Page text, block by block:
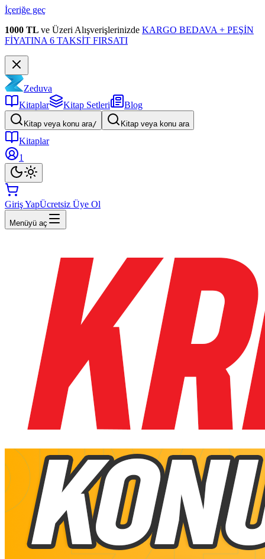
İçeriğe geç
1000 TL ve Üzeri Alışverişlerinizde KARGO BEDAVA + PEŞİN
FİYATINA 6 TAKSİT FIRSATI
Zeduva
Kitaplar
Kitap Setleri Blog
Kitap veya konu ara/ Kitap veya konu ara
Kitaplar
1
Giriş YapÜcretsiz Üye Ol
Menüyü aç